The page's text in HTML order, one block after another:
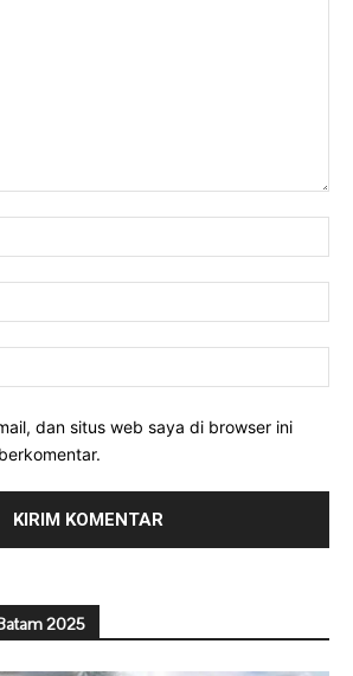
dan situs web saya di browser ini
2025